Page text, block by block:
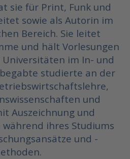
sie für Print, Funk und
sowie als Autorin im
Bereich. Sie leitet
und hält Vorlesungen
im In- und
studierte an der
und
Auszeichnung und
ihres Studiums
und -